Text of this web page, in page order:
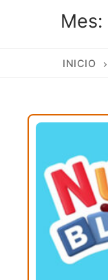
Mes:
INICIO